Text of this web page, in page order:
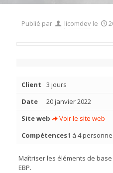
Publié par licomdev le
Client
3 jours
Date
20 janvier 2022
Site web
Voir le site web
Compétences1 à 4
Maîtriser les éléments de base
EBP.